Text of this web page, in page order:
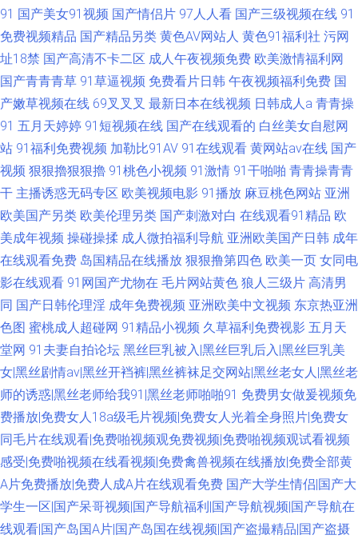
91 国产美女91视频 国产情侣片 97人人看 国产三级视频在线 91
免费视频精品 国产精品另类 黄色AV网站人 黄色91福利社 污网
址18禁 国产高清不卡二区 成人午夜视频免费 欧美激情福利网
国产青青青草 91草逼视频 免费看片日韩 午夜视频福利免费 国
产嫩草视频在线 69叉叉叉 最新日本在线视频 日韩成人a 青青操
91 五月天婷婷 91短视频在线 国产在线观看的 白丝美女自慰网
站 91福利免费视频 加勒比91AV 91在线观看 黄网站av在线 国产
视频 狠狠擼狠狠擼 91桃色小视频 91激情 91干啪啪 青青操青青
干 主播诱惑无码专区 欧美视频电影 91播放 麻豆桃色网站 亚洲
欧美国产另类 欧美伦理另类 国产刺激对白 在线观看91精品 欧
美成年视频 操碰操揉 成人微拍福利导航 亚洲欧美国产日韩 成年
在线观看免费 岛国精品在线播放 狠狠撸第四色 欧美一页 女同电
影在线观看 91网国产尤物在 毛片网站黄色 狼人三级片 高清男
同 国产日韩伦理淫 成年免费视频 亚洲欧美中文视频 东京热亚洲
色图 蜜桃成人超碰网 91精品小视频 久草福利免费视影 五月天
堂网 91夫妻自拍论坛 黑丝巨乳被入|黑丝巨乳后入|黑丝巨乳美
女|黑丝剧情av|黑丝开裆裤|黑丝裤袜足交网站|黑丝老女人|黑丝老
师的诱惑|黑丝老师给我91|黑丝老师啪啪91 免费男女做爰视频免
费播放|免费女人18a级毛片视频|免费女人光着全身照片|免费女
同毛片在线观看|免费啪视频观免费视频|免费啪视频观试看视频
感受|免费啪视频在线看视频|免费禽兽视频在线播放|免费全部黄
A片免费播放|免费人成A片在线观看免费 国产大学生情侣|国产大
学生一区|国产呆哥视频|国产导航福利|国产导航视频|国产导航在
线观看|国产岛国A片|国产岛国在线视频|国产盗撮精品|国产盗摄